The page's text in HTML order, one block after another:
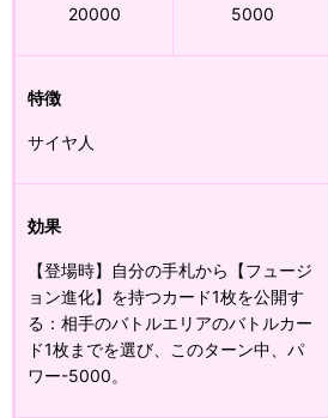
20000 5000
特徴
サイヤ人
効果
【登場時】自分の手札から【フュージ
ョン進化】を持つカード1枚を公開す
る：相手のバトルエリアのバトルカー
ド1枚までを選び、このターン中、パ
ワー-5000。